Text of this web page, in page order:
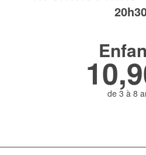
de 3 à 8